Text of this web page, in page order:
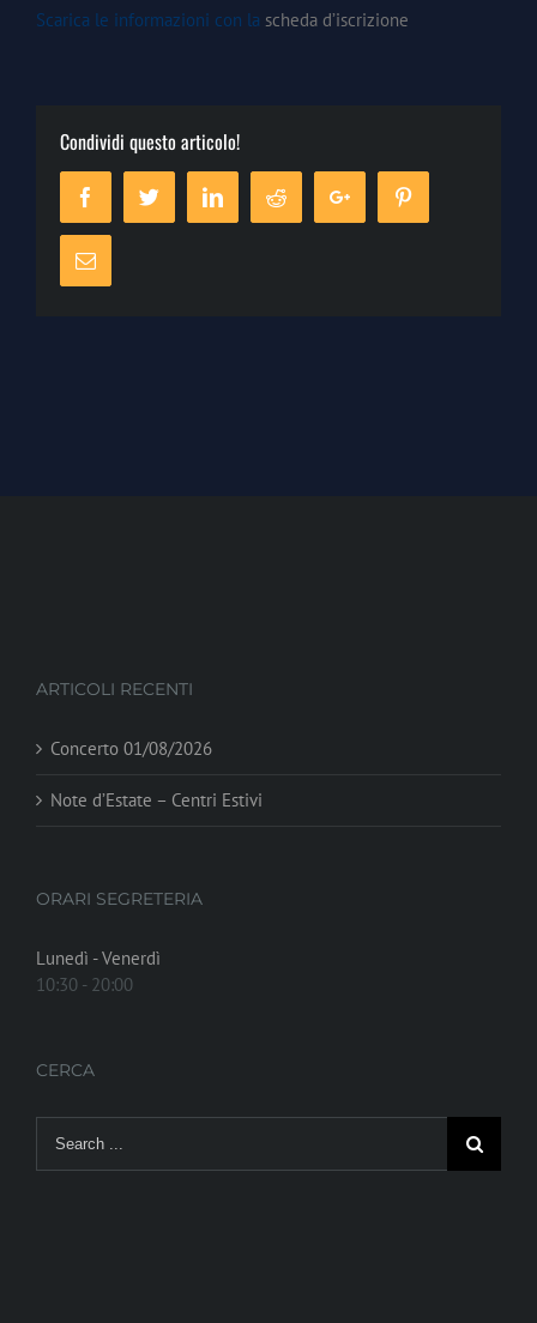
Scarica le informazioni con la scheda d’iscrizione
Condividi questo articolo!
FacebookTwitterLinkedinReddit Google+
Email
ARTICOLI RECENTI
Concerto 01/08/2026
Note d’Estate – Centri Estivi
ORARI SEGRETERIA
Lunedì - Venerdì
10:30 - 20:00
CERCA
for: